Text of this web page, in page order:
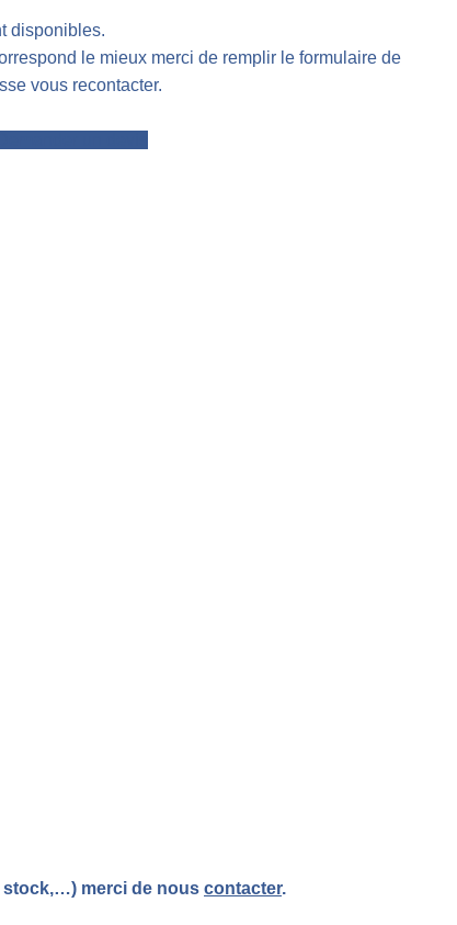
disponibles.
le mieux merci de remplir le formulaire de
vous recontacter.
stock,…) merci de nous contacter.